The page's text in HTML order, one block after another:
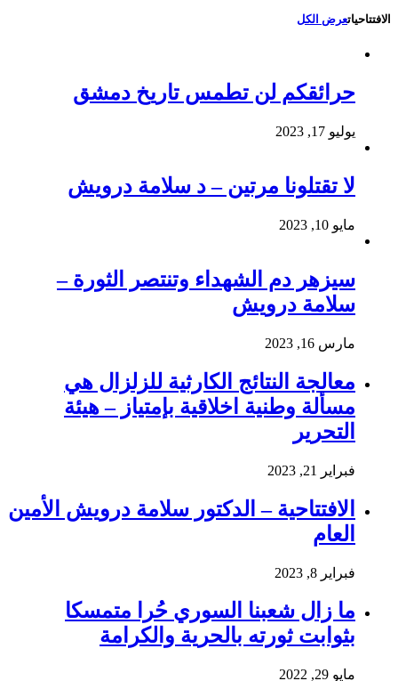
الافتتاحياتعرض الكل
حرائقكم لن تطمس تاريخ دمشق
يوليو 17, 2023
لا تقتلونا مرتين – د سلامة درويش
مايو 10, 2023
سيزهر دم الشهداء وتنتصر الثورة –
سلامة درويش
مارس 16, 2023
معالجة النتائج الكارثية للزلزال هي
مسألة وطنية اخلاقية بإمتياز – هيئة
التحرير
فبراير 21, 2023
الافتتاحية – الدكتور سلامة درويش الأمين
العام
فبراير 8, 2023
ما زال شعبنا السوري حُرا متمسكا
بثوابت ثورته بالحرية والكرامة
مايو 29, 2022